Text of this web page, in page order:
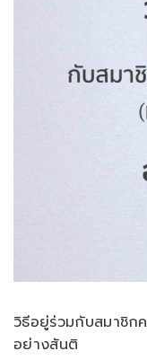
วิธีอยู่ร่วมกับสมาชิก
อย่างสันติ